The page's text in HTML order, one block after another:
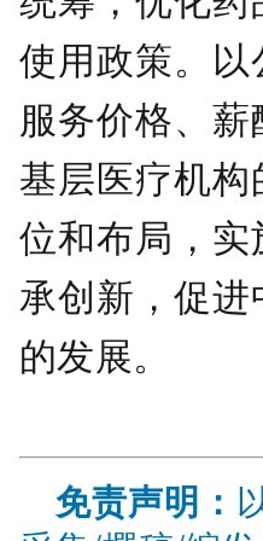
使用政策。
服务价格、
基层医疗机
位和布局，
承创新，促
的发展。
免责声明：